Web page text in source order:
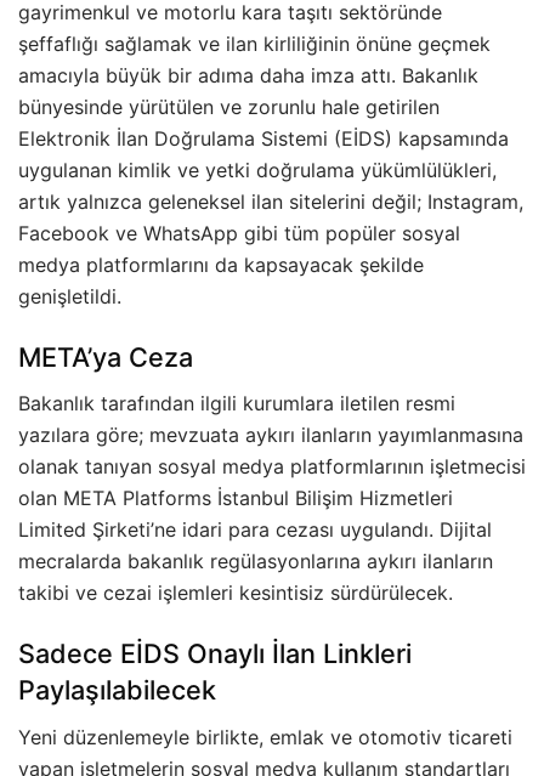
gayrimenkul ve motorlu kara taşıtı sektöründe
şeffaflığı sağlamak ve ilan kirliliğinin önüne geçmek
amacıyla büyük bir adıma daha imza attı. Bakanlık
bünyesinde yürütülen ve zorunlu hale getirilen
Elektronik İlan Doğrulama Sistemi (EİDS) kapsamında
uygulanan kimlik ve yetki doğrulama yükümlülükleri,
artık yalnızca geleneksel ilan sitelerini değil; Instagram,
Facebook ve WhatsApp gibi tüm popüler sosyal
medya platformlarını da kapsayacak şekilde
genişletildi.
META’ya Ceza
Bakanlık tarafından ilgili kurumlara iletilen resmi
yazılara göre; mevzuata aykırı ilanların yayımlanmasına
olanak tanıyan sosyal medya platformlarının işletmecisi
olan META Platforms İstanbul Bilişim Hizmetleri
Limited Şirketi’ne idari para cezası uygulandı. Dijital
mecralarda bakanlık regülasyonlarına aykırı ilanların
takibi ve cezai işlemleri kesintisiz sürdürülecek.
Sadece EİDS Onaylı İlan Linkleri
Paylaşılabilecek
Yeni düzenlemeyle birlikte, emlak ve otomotiv ticareti
yapan işletmelerin sosyal medya kullanım standartları